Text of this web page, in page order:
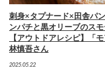
刺身×タプナード×田舎パ
ンパチと黒オリーブのスモ
【アウトドアレシピ】「
林慎吾さん
2025.05.22